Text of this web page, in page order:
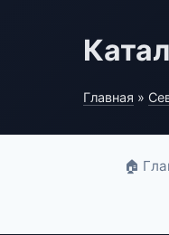
Главная »
🏠